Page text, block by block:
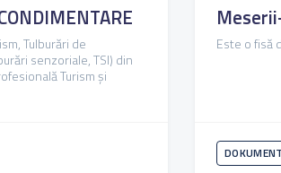
Tulburări de
senzoriale, TSI) din
Turism și
Este o fisă